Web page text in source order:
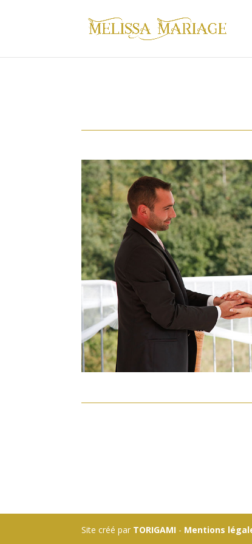
Site créé par TORIGAMI - Mentions